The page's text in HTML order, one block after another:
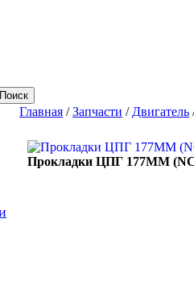
Главная /Запчасти / Двигатель
Прокладки ЦПГ 177MM